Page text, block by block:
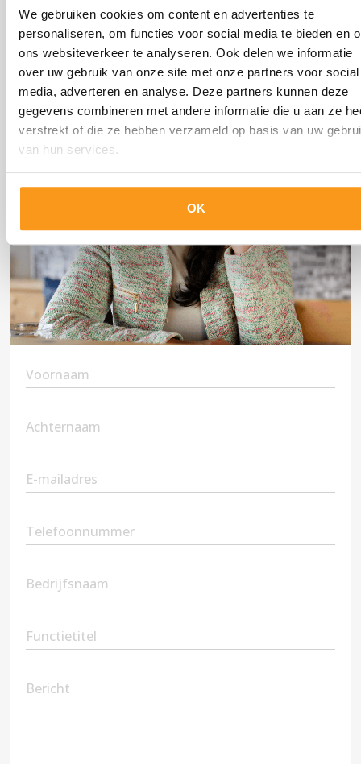
We gebruiken cookies om content en advertenties te
personaliseren, om functies voor social media te bieden en
ons websiteverkeer te analyseren. Ook delen we informatie
over uw gebruik van onze site met onze partners voor social
media, adverteren en analyse. Deze partners kunnen deze
gegevens combineren met andere informatie die u aan ze
verstrekt of die ze hebben verzameld op basis van uw
van hun services.
OK
organisatie verder kunnen helpen? Vul het formulier in
of bel ons op 0348-490006 voor meer informatie of om
een vrijblijvende, persoonlijke afspraak te maken.
First
Name(Vereist)
Second
Name(Vereist)
Email(Vereist)
Phone(Vereist)
Company
Name
Position
Message